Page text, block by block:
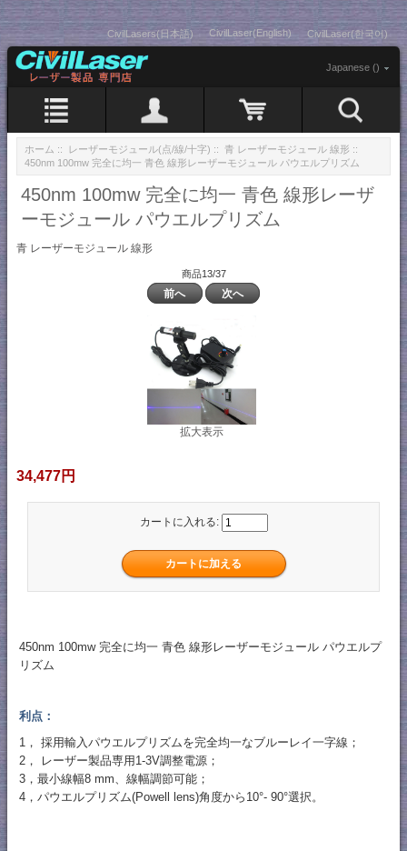
CivilLasers(日本語) CivilLaser(English) CivilLaser(한국어)
Japanese ()
ホーム :: レーザーモジュール(点/線/十字) :: 青 レーザーモジュール 線形 ::
450nm 100mw 完全に均一 青色 線形レーザーモジュール パウエルプリズム
450nm 100mw 完全に均一 青色 線形レーザ
ーモジュール パウエルプリズム
青 レーザーモジュール 線形
商品13/37
前へ 次へ
拡大表示
34,477円
カートに入れる:
450nm 100mw 完全に均一 青色 線形レーザーモジュール パウエルプ
リズム
利点：
1， 採用輸入パウエルプリズムを完全均一なブルーレイ一字線；
2， レーザー製品専用1-3V調整電源；
3，最小線幅8 mm、線幅調節可能；
4，パウエルプリズム(Powell lens)角度から10°- 90°選択。